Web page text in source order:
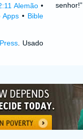
Alemão •
Apps • Bible
. Usado
senhor!”